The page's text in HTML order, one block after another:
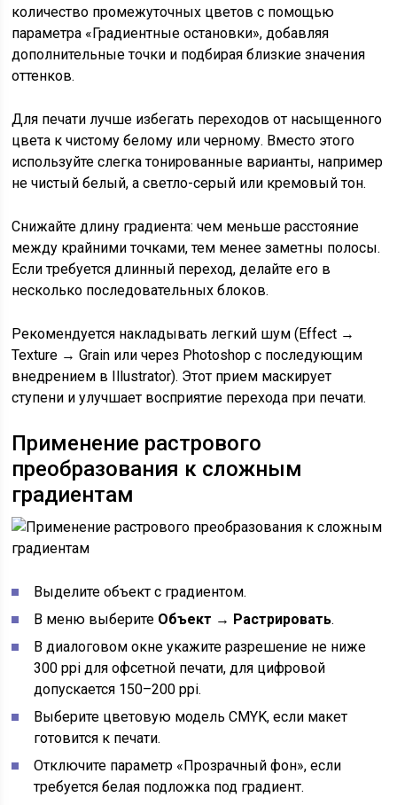
количество промежуточных цветов с помощью
параметра «Градиентные остановки», добавляя
дополнительные точки и подбирая близкие значения
оттенков.
Для печати лучше избегать переходов от насыщенного
цвета к чистому белому или черному. Вместо этого
используйте слегка тонированные варианты, например
не чистый белый, а светло-серый или кремовый тон.
Снижайте длину градиента: чем меньше расстояние
между крайними точками, тем менее заметны полосы.
Если требуется длинный переход, делайте его в
несколько последовательных блоков.
Рекомендуется накладывать легкий шум (Effect →
Texture → Grain или через Photoshop с последующим
внедрением в Illustrator). Этот прием маскирует
ступени и улучшает восприятие перехода при печати.
Применение растрового
преобразования к сложным
градиентам
Выделите объект с градиентом.
В меню выберите Объект → Растрировать.
В диалоговом окне укажите разрешение не ниже
300 ppi для офсетной печати, для цифровой
допускается 150–200 ppi.
Выберите цветовую модель CMYK, если макет
готовится к печати.
Отключите параметр «Прозрачный фон», если
требуется белая подложка под градиент.